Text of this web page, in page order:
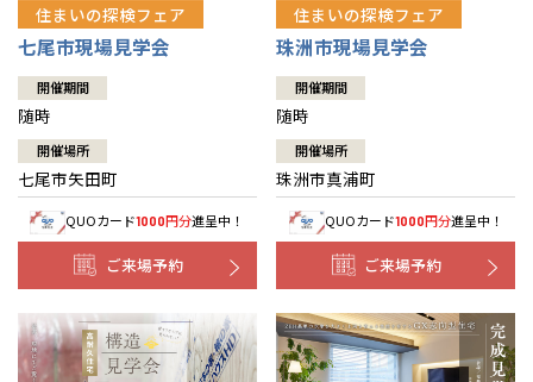
住まいの探検フェア
七尾市現場見学会
開催期間
随時
開催場所
七尾市矢田町
QUOカード1000円分進呈中！
ご来場予約
住まいの探検フェア
珠洲市現場見学会
開催期間
随時
開催場所
珠洲市真浦町
QUOカード1000円分進呈中！
ご来場予約